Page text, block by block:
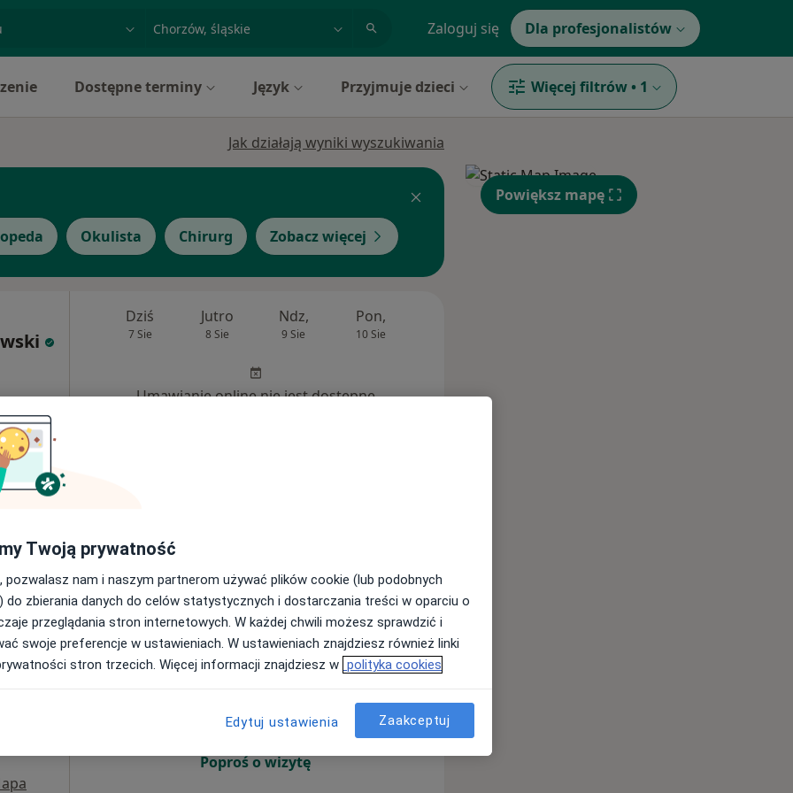
badanie lub nazwiskomiasto lub dzielnica Zaloguj się Dla profesjonalistów
Dostępne terminy Język Przyjmuje dzieci Więcej filtrów • 1
Jak działają wyniki wyszukiwania
Okulista Chirurg Zobacz więcej
(pierwsza wizyta) 200 zł
Dziś
7 Sie
Jutro
8 Sie
Ndz,
9 Sie
Pon,
10 Sie
Umawianie online nie jest dostępne
Dziś
7 Sie
Jutro
8 Sie
Ndz,
9 Sie
Pon,
10 Sie
Wt,
11 Sie
Umawianie online nie jest dostępne
Poproś o wizytę
Powiększ mapę
Twoją prywatność
pozwalasz nam i naszym partnerom używać plików cookie (lub podobnych
do zbierania danych do celów statystycznych i dostarczania treści w oparciu o
przeglądania stron internetowych. W każdej chwili możesz sprawdzić i
swoje preferencje w ustawieniach. W ustawieniach znajdziesz również linki
stron trzecich. Więcej informacji znajdziesz w polityka cookies
Edytuj ustawienia Zaakceptuj